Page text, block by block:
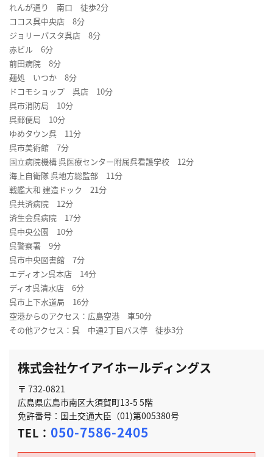
れんが通り 南口 徒歩2分
ココス呉中央店 8分
ジョリーパスタ呉店 8分
赤ビル 6分
前田病院 8分
麺処 いつか 8分
ドコモショップ 呉店 10分
呉市消防局 10分
呉郵便局 10分
ゆめタウン呉 11分
呉市美術館 7分
国立病院機構 呉医療センター附属呉看護学校 12分
海上自衛隊 呉地方総監部 11分
戦艦大和 建造ドック 21分
呉共済病院 12分
済生会呉病院 17分
呉中央公園 10分
呉警察署 9分
呉市中央図書館 7分
エディオン呉本店 14分
ディオ呉清水店 6分
呉市上下水道局 16分
空港からのアクセス：広島空港 車50分
その他アクセス：呉 中通2丁目バス停 徒歩3分
株式会社ケイアイホールディングス
〒 732-0821
広島県広島市南区大須賀町13-5 5階
免許番号：国土交通大臣（01)第005380号
TEL： 050-7586-2405